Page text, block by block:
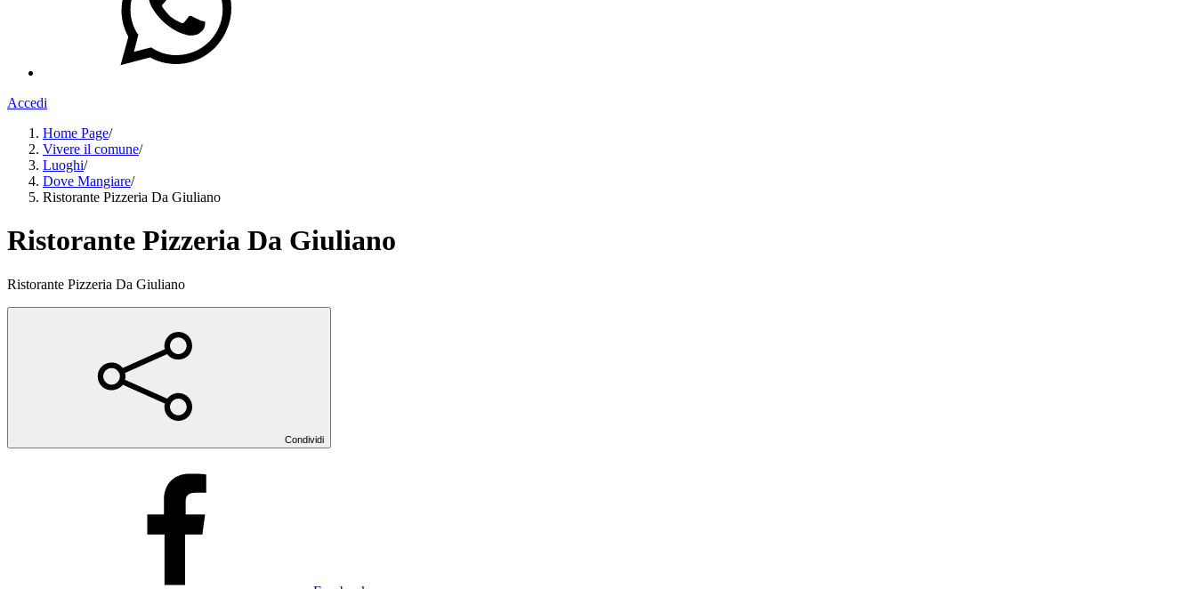
Accedi
Home Page/
Vivere il comune/
Luoghi/
Dove Mangiare/
Ristorante Pizzeria Da Giuliano
Ristorante Pizzeria Da Giuliano
Ristorante Pizzeria Da Giuliano
Condividi